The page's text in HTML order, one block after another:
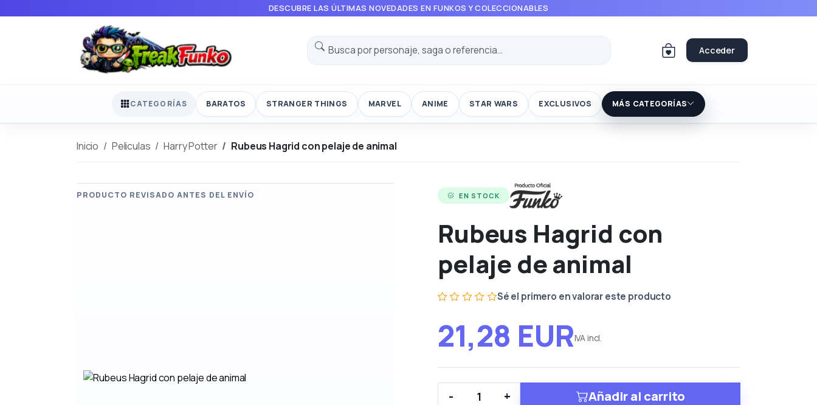
DESCUBRE LAS ÚLTIMAS NOVEDADES EN FUNKOS Y COLECCIONABLES
Acceder
CATEGORÍAS BARATOS STRANGER THINGS MARVEL ANIME STAR WARS EXCLUSIVOS MÁS CATEGORÍAS
Inicio Peliculas Harry Potter Rubeus Hagrid con pelaje de animal
EN STOCK
Rubeus Hagrid con
pelaje de animal
Sé el primero en valorar este producto
21,28 EURIVA incl.
- + Añadir al carrito